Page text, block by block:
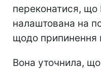
переконатися, що
налаштована на
щодо припинення
Вона уточнила,